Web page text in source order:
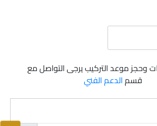
وحجز موعد التركيب يرجى التواصل مع
قسمالدعم الفني